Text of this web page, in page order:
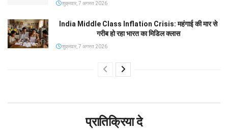
शुक्रवार, 7 अगस्त 2026
India Middle Class Inflation Crisis: महंगाई की मार से
गरीब हो रहा भारत का मिडिल क्लास
शुक्रवार, 7 अगस्त 2026
प्रातिक्रिया दे